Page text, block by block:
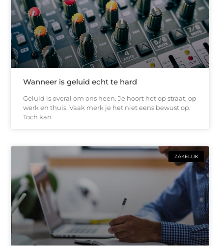
Wanneer is geluid echt te hard
Geluid is overal om ons heen. Je hoort het op straat, op
werk en thuis. Vaak merk je het niet eens bewust op.
Toch kan
ZAKELIJK